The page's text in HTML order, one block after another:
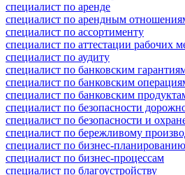
специалист по аренде
специалист по арендным
специалист по ассортименту
специалист по аттестации рабочих
специалист по аудиту
специалист по банковским
специалист по банковским
специалист по банковским
специалист по безопасности
специалист по безопасности и
специалист по бережливому
специалист по бизнес-планированию
специалист по бизнес-процессам
специалист по благоустройству